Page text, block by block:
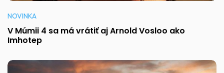
NOVINKA
V Múmii 4 sa má vrátiť aj Arnold Vosloo ako
Imhotep